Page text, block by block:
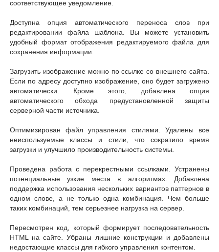
соответствующее уведомление.
Доступна опция автоматического переноса слов при
редактировании файла шаблона. Вы можете установить
удобный формат отображения редактируемого файла для
сохранения информации.
Загрузить изображение можно по ссылке со внешнего сайта.
Если по адресу доступно изображение, оно будет загружено
автоматически. Кроме этого, добавлена опция
автоматического обхода предустановленной защиты
серверной части источника.
Оптимизирован файл управления стилями. Удалены все
неиспользуемые классы и стили, что сократило время
загрузки и улучшило производительность системы.
Проведена работа с перекрестными ссылками. Устранены
потенциальные узкие места в алгоритмах. Добавлена
поддержка использования нескольких вариантов паттернов в
одном слове, а не только одна комбинация. Чем больше
таких комбинаций, тем серьезнее нагрузка на сервер.
Пересмотрен код, который формирует последовательность
HTML на сайте. Убраны лишние конструкции и добавлены
недостающие классы для гибкого управления контентом.